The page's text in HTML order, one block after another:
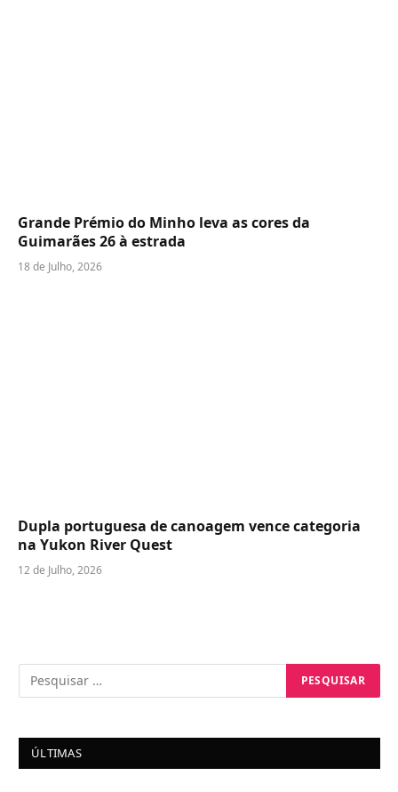
Grande Prémio do Minho leva as cores da
Guimarães 26 à estrada
18 de Julho, 2026
Dupla portuguesa de canoagem vence categoria
na Yukon River Quest
12 de Julho, 2026
ÚLTIMAS